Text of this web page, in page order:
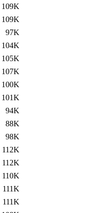
109K
109K
97K
104K
105K
107K
100K
101K
94K
88K
98K
112K
112K
110K
111K
111K